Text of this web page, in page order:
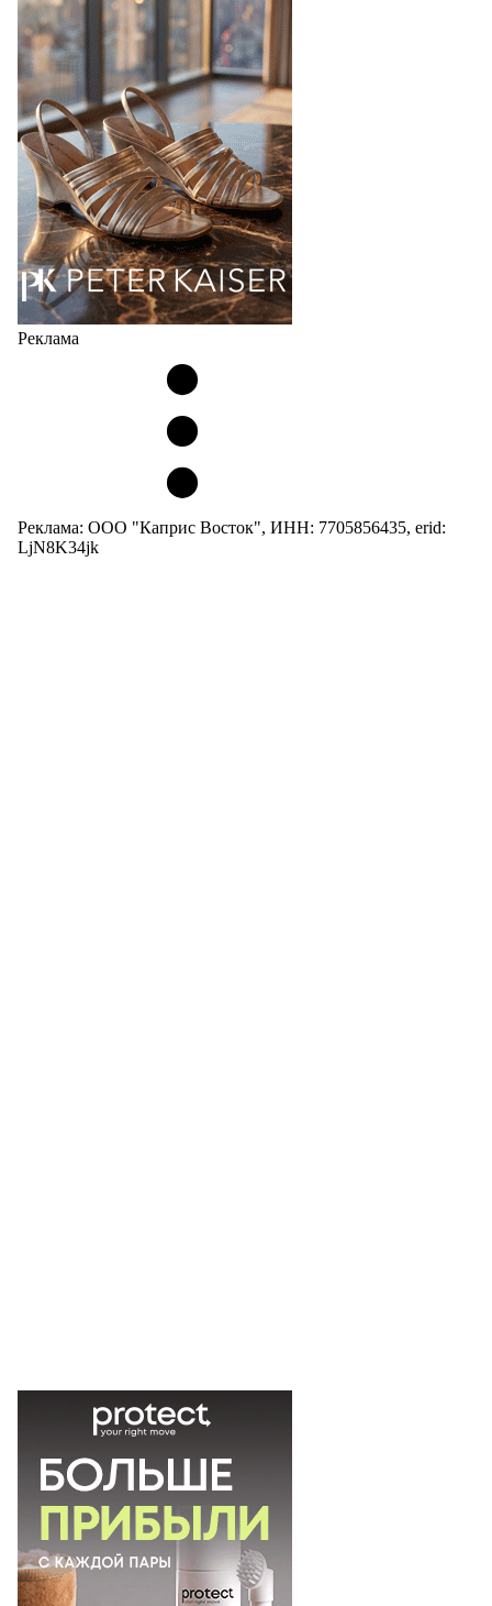
Co., Ltd., основанная в 2011 году и расположенная в
Гуанчжоу, столице моды Китая, является
профессиональной обувной компанией,
объединяющей разработку, производство и…
07.08.2026 790
Реклама
Реклама: ООО "Каприс Восток", ИНН: 7705856435, erid:
LjN8K34jk